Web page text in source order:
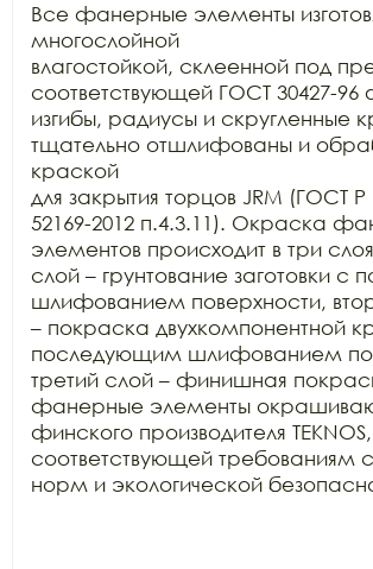
Все фанерные элементы
многослойной
влагостойкой, склеенной под
соответствующей ГОСТ 30427-
изгибы, радиусы и скругленные
тщательно отшлифованы и
краской
для закрытия торцов JRM (ГОСТ Р
52169-2012 п.4.3.11). Окраска
элементов происходит в три
слой – грунтование заготовки
шлифованием поверхности,
– покраска двухкомпонентной
последующим шлифованием
третий слой – финишная
фанерные элементы
финского производителя TEKNOS,
соответствующей требованиям
норм и экологической